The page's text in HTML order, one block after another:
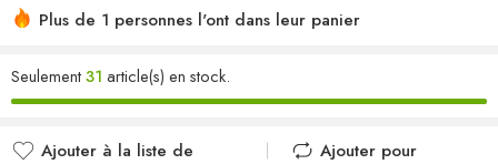
Plus de 1 personnes l'ont dans leur panier
Seulement31 article(s) en stock.
Ajouter à la liste de
Ajouter pour